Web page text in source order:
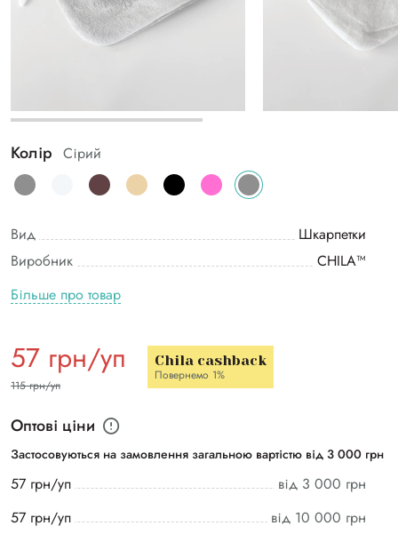
Колір Сірий
Вид
Шкарпетки
Виробник
CHILA™
Більше про товар
57 грн/уп
115 грн/уп
Chila cashback
Повернемо 1%
Оптові ціни
Застосовуються на замовлення загальною вартістю від 3 000 грн
57 грн/уп
від 3 000 грн
57 грн/уп
від 10 000 грн